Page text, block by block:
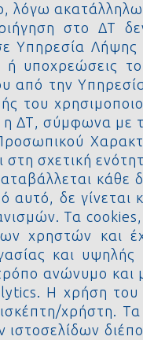
λόγω
στο ΔΤ
Υπηρεσία Λήψης
ή υποχρεώσεις
από την
του
η ΔΤ, σύμφωνα με
στη σχετική
κάθε
αυτό, δε
Τα cookies,
χρηστών και
και
ανώνυμο
Η χρήση
χρήστη.
ιστοσελίδων